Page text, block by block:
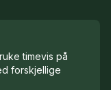
timevis på
forskjellige